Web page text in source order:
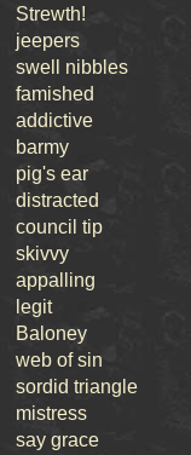
Strewth!
jeepers
swell nibbles
famished
addictive
barmy
pig's ear
distracted
council tip
skivvy
appalling
legit
Baloney
web of sin
sordid triangle
mistress
say grace